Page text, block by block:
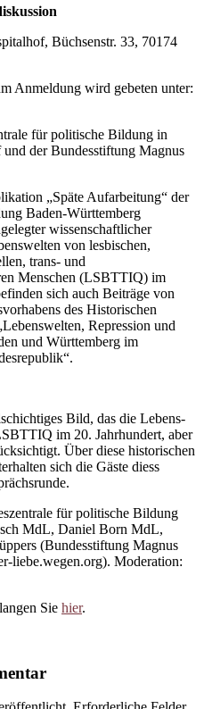
Büchsenstr. 33, 70174
Anmeldung wird gebeten unter:
für politische Bildung in
der Bundesstiftung Magnus
„Späte Aufarbeitung“ der
Baden-Württemberg
wissenschaftlicher
von lesbischen,
trans- und
Menschen (LSBTTIQ) im
sich auch Beiträge von
des Historischen
Repression und
und Württemberg im
Bild, das die Lebens-
im 20. Jahrhundert, aber
Über diese historischen
sich die Gäste diess
für politische Bildung
MdL, Daniel Born MdL,
(Bundesstiftung Magnus
liebe.wegen.org). Moderation:
Sie hier.